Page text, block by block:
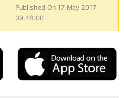
Published On 17 May 2017
09:48:00